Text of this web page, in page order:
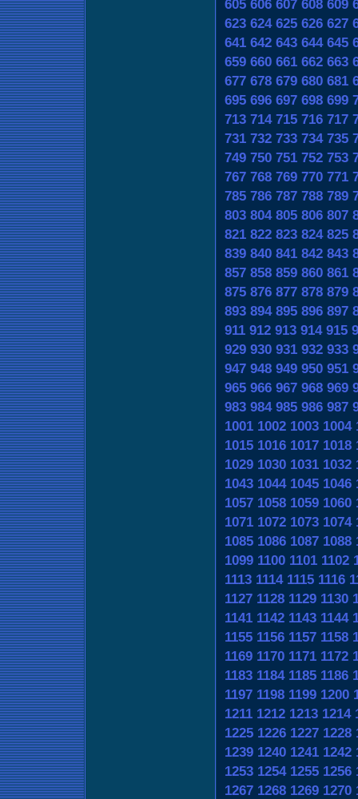
605 606 607 608 609
623 624 625 626 627
641 642 643 644 645
659 660 661 662 663
677 678 679 680 681
695 696 697 698 699
713 714 715 716 717
731 732 733 734 735
749 750 751 752 753
767 768 769 770 771
785 786 787 788 789
803 804 805 806 807
821 822 823 824 825
839 840 841 842 843
857 858 859 860 861
875 876 877 878 879
893 894 895 896 897
911 912 913 914 915
929 930 931 932 933
947 948 949 950 951
965 966 967 968 969
983 984 985 986 987
1001 1002 1003 1004
1015 1016 1017 1018
1029 1030 1031 1032
1043 1044 1045 1046
1057 1058 1059 1060
1071 1072 1073 1074
1085 1086 1087 1088
1099 1100 1101 1102
1113 1114 1115 1116
1127 1128 1129 1130
1141 1142 1143 1144
1155 1156 1157 1158
1169 1170 1171 1172
1183 1184 1185 1186
1197 1198 1199 1200
1211 1212 1213 1214
1225 1226 1227 1228
1239 1240 1241 1242
1253 1254 1255 1256
1267 1268 1269 1270